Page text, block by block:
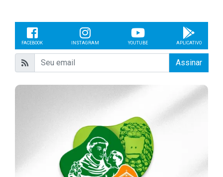
FACEBOOK INSTAGRAM YOUTUBE APLICATIVO
Assinar